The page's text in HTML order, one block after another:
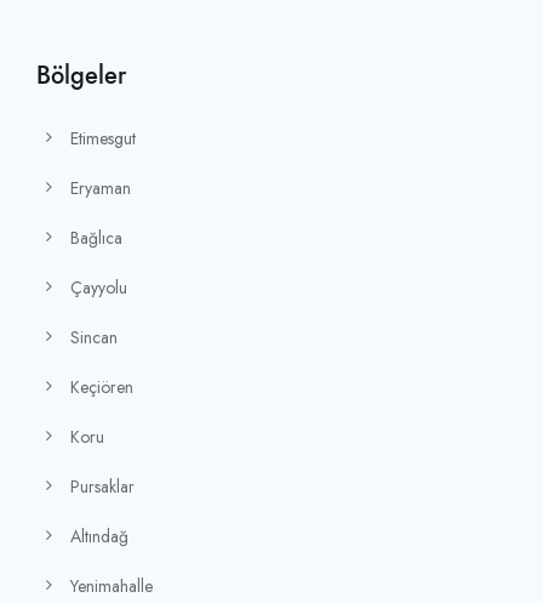
Bölgeler
Etimesgut
Eryaman
Bağlıca
Çayyolu
Sincan
Keçiören
Koru
Pursaklar
Altındağ
Yenimahalle